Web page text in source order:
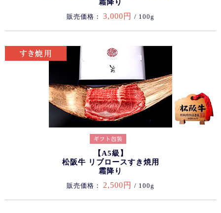
霜降り
販売価格： 3,000円 / 100g
【A5級】
松阪牛 リブロースすき焼用
霜降り
販売価格： 2,500円 / 100g